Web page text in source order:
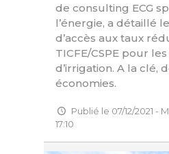
de consulting ECG
l’énergie, a détaillé
d’accès aux taux
TICFE/CSPE pour
d’irrigation. A la clé,
économies.
Publié le 07/12/2021 -
17:10